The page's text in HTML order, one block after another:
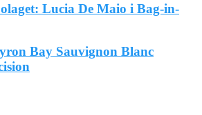
Lucia De Maio i Bag-in-
Bay Sauvignon Blanc